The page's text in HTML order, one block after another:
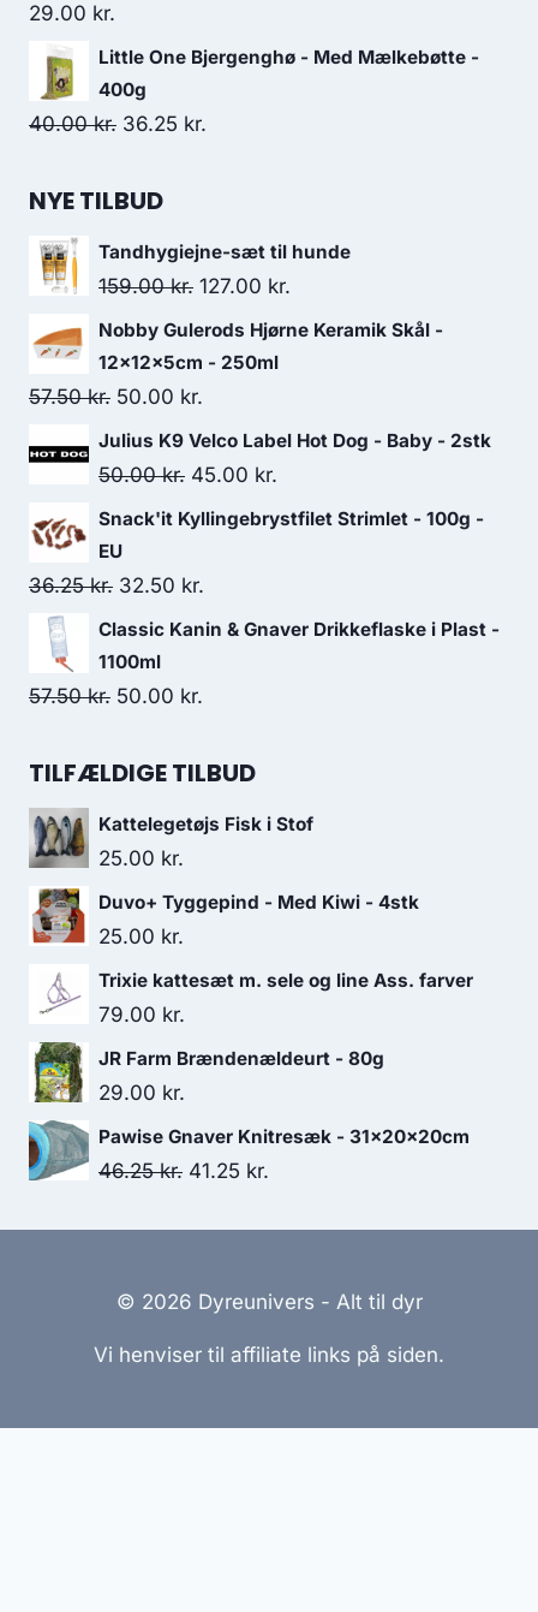
29.00 kr.
Little One Bjergenghø - Med Mælkebøtte -
400g
40.00kr. Den
pris
40.00 kr..
36.25 kr.
36.25 kr..
NYE TILBUD
Tandhygiejne-sæt til hunde
159.00kr. Den
oprindelige
pris
159.00 kr..
127.00 kr.
aktuelle
127.00 kr..
Nobby Gulerods Hjørne Keramik Skål -
12x12x5cm - 250ml
57.50kr. Den
oprindelige
pris
57.50 kr..
50.00 kr.
aktuelle
pris
Julius K9 Velco Label Hot Dog - Baby - 2stk
50.00kr. Den
oprindelige
var:
50.00 kr..
45.00 kr.
aktuelle
45.00 kr..
Snack'it Kyllingebrystfilet Strimlet - 100g -
EU
36.25kr. Den
oprindelige
pris
var:
32.50 kr.
aktuelle
Classic Kanin & Gnaver Drikkeflaske i Plast -
1100ml
57.50kr. Den
pris
57.50 kr..
50.00 kr.
pris
50.00 kr..
TILFÆLDIGE TILBUD
Kattelegetøjs Fisk i Stof
25.00 kr.
Duvo+ Tyggepind - Med Kiwi - 4stk
25.00 kr.
Trixie kattesæt m. sele og line Ass. farver
79.00 kr.
JR Farm Brændenældeurt - 80g
29.00 kr.
Pawise Gnaver Knitresæk - 31x20x20cm
46.25kr. Den
46.25 kr..
41.25 kr.
41.25 kr..
© 2026 Dyreunivers - Alt til dyr
Vi henviser til affiliate links på siden.